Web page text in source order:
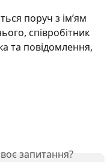
поруч з ім’ям
співробітник
та повідомлення,
запитання?